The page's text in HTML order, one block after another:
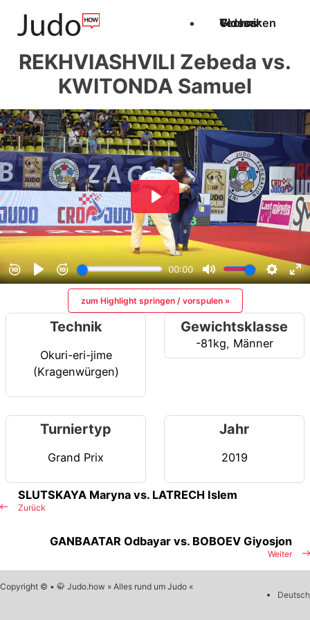
Techniken
Videos
Glossar
REKHVIASHVILI Zebeda vs.
KWITONDA Samuel
zum Highlight springen / vorspulen »
Technik
Okuri-eri-jime
(Kragenwürgen)
Gewichtsklasse
-81kg, Männer
Turniertyp
Grand Prix
Jahr
2019
Zurück
SLUTSKAYA Maryna vs. LATRECH Islem
Weiter
GANBAATAR Odbayar vs. BOBOEV Giyosjon
Copyright © • 🥋 Judo.how » Alles rund um Judo «
Deutsch